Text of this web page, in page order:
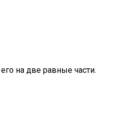
на две равные части.